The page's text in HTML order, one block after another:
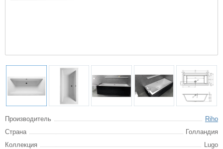
Производитель
Riho
Страна
Голландия
Коллекция
Lugo